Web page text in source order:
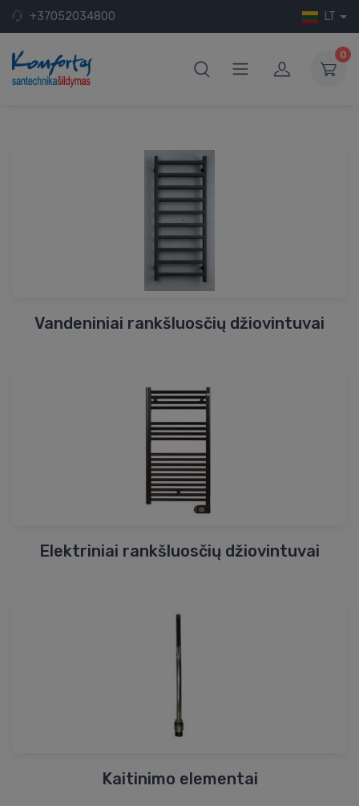
+37052034800 LT
0
Vandeniniai rankšluosčių džiovintuvai
Elektriniai rankšluosčių džiovintuvai
Kaitinimo elementai